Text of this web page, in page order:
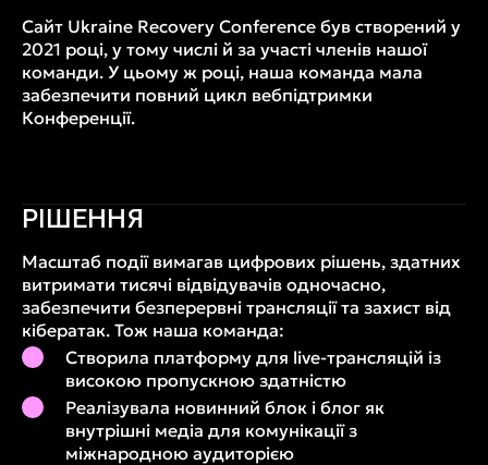
Сайт Ukraine Recovery Conference був створений у
2021 році, у тому числі й за участі членів нашої
команди. У цьому ж році, наша команда мала
забезпечити повний цикл вебпідтримки
Конференції.
РІШЕННЯ
Масштаб події вимагав цифрових рішень, здатних
витримати тисячі відвідувачів одночасно,
забезпечити безперервні трансляції та захист від
кібератак. Тож наша команда:
Створила платформу для live-трансляцій із
високою пропускною здатністю
Реалізувала новинний блок і блог як
внутрішні медіа для комунікації з
міжнародною аудиторією